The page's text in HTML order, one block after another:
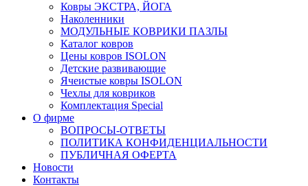
Ковры ЭКСТРА, ЙОГА
Наколенники
МОДУЛЬНЫЕ КОВРИКИ ПАЗЛЫ
Каталог ковров
Цены ковров ISOLON
Детские развивающие
Ячеистые ковры ISOLON
Чехлы для ковриков
Комплектация Special
О фирме
ВОПРОСЫ-ОТВЕТЫ
ПОЛИТИКА КОНФИДЕНЦИАЛЬНОСТИ
ПУБЛИЧНАЯ ОФЕРТА
Новости
Контакты